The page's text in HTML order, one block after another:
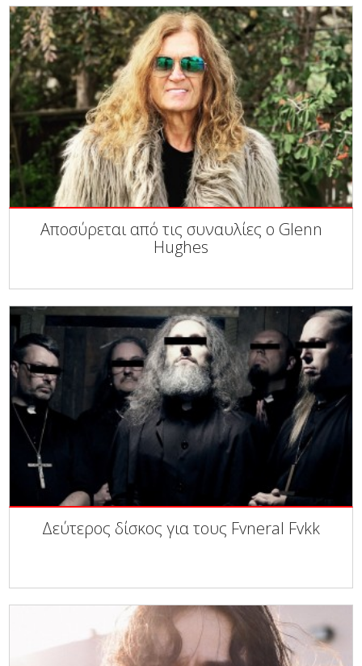
Αποσύρεται από τις συναυλίες ο Glenn
Hughes
Δεύτερος δίσκος για τους Fvneral Fvkk